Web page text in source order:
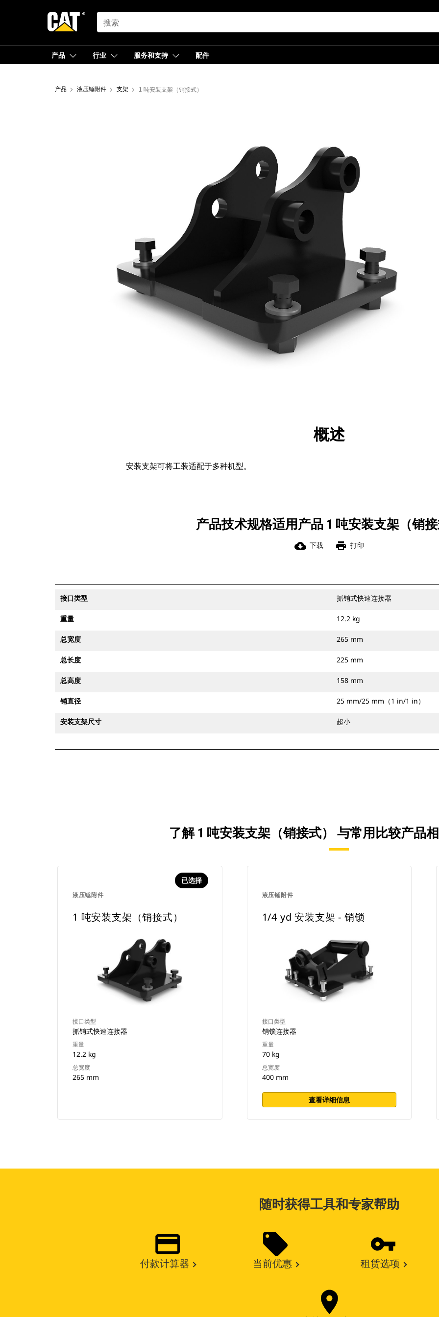
SEARCH
产品 行业 服务和支持 配件
产品 液压锤附件 支架 1 吨安装支架（销接式）
展示
概述
安装支架可将工装适配于多种机型。
产品技术规格适用产品 1 吨安装支架（销
cloud_download 下载 print 打印
接口类型 抓销式快速连接器
重量 12.2 kg
总宽度 265 mm
总长度 225 mm
总高度 158 mm
销直径 25 mm/25 mm（1 in/1 in）
安装支架尺寸 超小
了解 1 吨安装支架（销接式） 与常用比较产品
液压锤附件
已选择
1 吨安装支架（销接式）
接口类型
抓销式快速连接器
重量
12.2 kg
总宽度
265 mm
液压锤附件
1/4 yd 安装支架 - 销锁
接口类型
销锁连接器
重量
70 kg
总宽度
400 mm
查看详细信息
随时获得工具和专家帮助
付款计算器 当前优惠 租赁选项